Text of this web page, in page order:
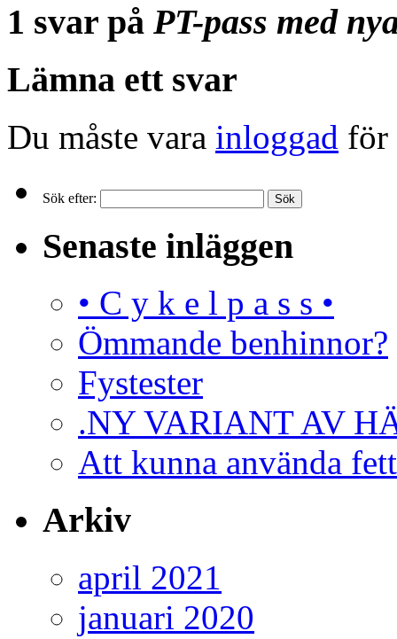
1 svar på PT-pass med
Lämna ett svar
Du måste vara inloggad för
Sök efter:
Senaste inläggen
• C y k e l p a s s •
Ömmande benhinnor?
Fystester
.NY VARIANT AV
Att kunna använda
Arkiv
april 2021
januari 2020